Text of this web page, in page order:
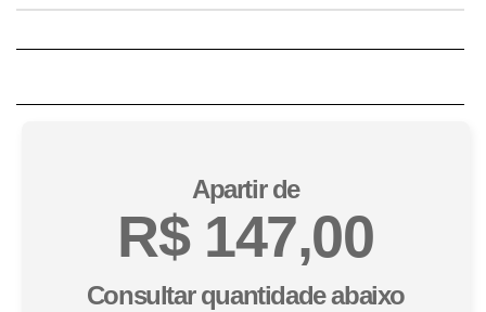
Apartir de
R$ 147,00
Consultar quantidade abaixo